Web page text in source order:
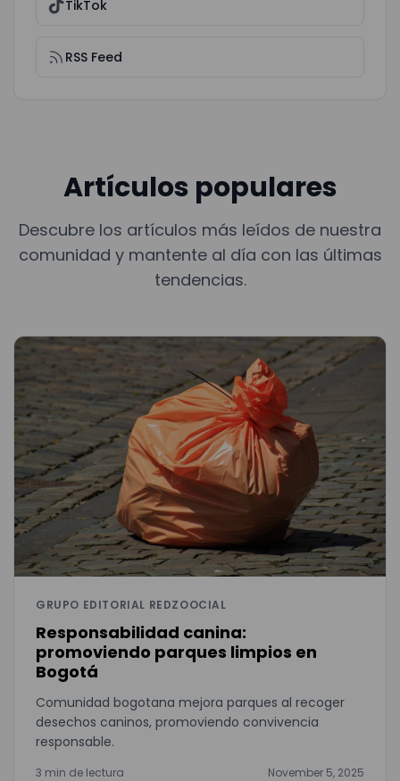
TikTok
RSS Feed
Artículos populares
Descubre los artículos más leídos de nuestra
comunidad y mantente al día con las últimas
tendencias.
GRUPO EDITORIAL REDZOOCIAL
Responsabilidad canina:
promoviendo parques limpios en
Bogotá
Comunidad bogotana mejora parques al recoger
desechos caninos, promoviendo convivencia
responsable.
3 min de lectura November 5, 2025